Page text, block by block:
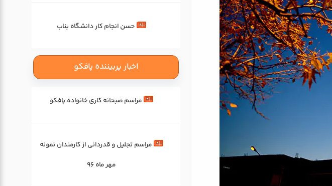
حسن انجام کار دانشگاه بناب
اخبار پربیننده پافکو
مراسم صبحانه کاری خانواده پافکو
مراسم تجلیل و قدردانی از کارمندان نمونه
مهر ماه 96